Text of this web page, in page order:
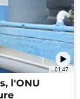
01:47
l'ONU